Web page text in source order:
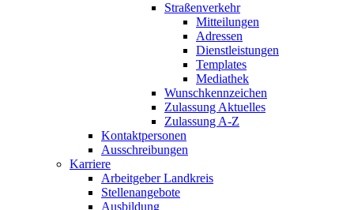
Straßenverkehr
Mitteilungen
Adressen
Dienstleistungen
Templates
Mediathek
Wunschkennzeichen
Zulassung Aktuelles
Zulassung A-Z
Kontaktpersonen
Ausschreibungen
Karriere
Arbeitgeber Landkreis
Stellenangebote
Ausbildung